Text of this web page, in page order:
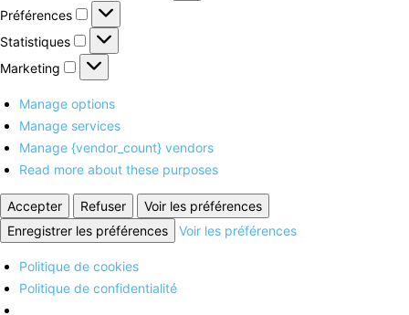
Préférences
Préférences
Statistiques Statistiques
Marketing Marketing
Manage options
Manage services
Manage {vendor_count} vendors
Read more about these purposes
Accepter Refuser
Voir les préférences
Enregistrer les préférences
Voir les préférences
Politique de cookies
Politique de confidentialité